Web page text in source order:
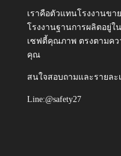
เราคือตัวแทนโรงงานขา
โรงงานฐานการผลิตอยู่ใ
เซฟตี้คุณภาพ ตรงตามค
คุณ
สนใจสอบถามและรายละ
Line:@safety27